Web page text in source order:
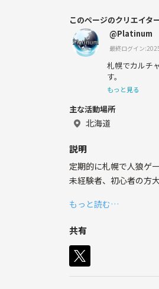
このページのクリエイタ
@Platinum
最終ログイン
札幌でカルチ
す。
もっと見る
主な活動場所
北海道
説明
定期的に札幌で人狼ゲ
未経験者、初心者の方
もっと読む…
共有